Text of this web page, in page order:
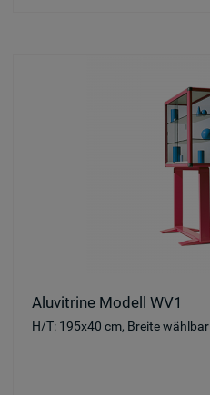
Aluvitrine Modell WV1
H/T: 195x40 cm, Breite wählbar